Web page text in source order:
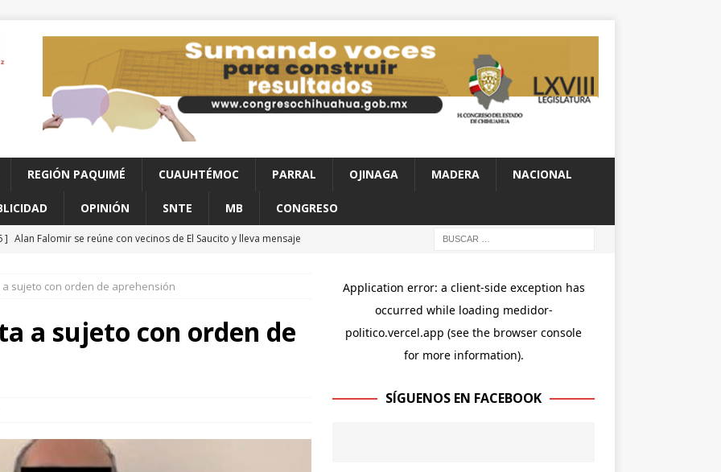
REGIÓN PAQUIMÉ CUAUHTÉMOC PARRAL OJINAGA MADERA NACIONAL
OPINIÓN SNTE MB CONGRESO
] Alan Falomir se reúne con vecinos de El Saucito y lleva mensaje
] Choque en la avenida 20 de Noviembre deja dos lesionados
Localizan sin vida a un joven en vivienda de la colonia Ponce
Cateos en Juárez aseguran un tigre de bengala, un lagarto y
sujeto con orden de aprehensión
a sujeto con orden de
SÍGUENOS EN FACEBOOK